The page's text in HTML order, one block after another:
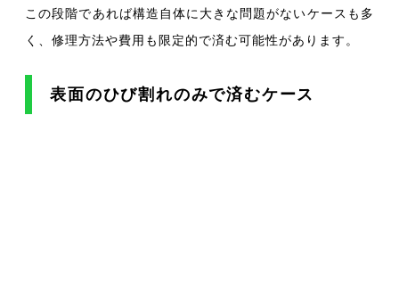
この段階であれば構造自体に大きな問題がないケースも多
く、修理方法や費用も限定的で済む可能性があります。
表面のひび割れのみで済むケース